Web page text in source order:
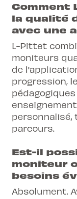
Comment
la qualité
avec une
L-Pittet
moniteurs
de
progression,
parcours.
Est-il
moniteur
besoins
Absolument.